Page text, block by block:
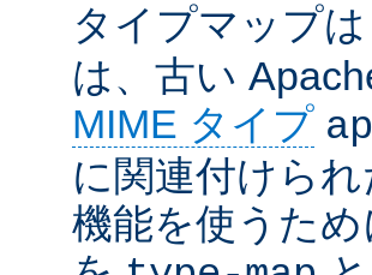
タイプマップは
は、古い
MIME タイプ
に関連付けら
機能を使うた